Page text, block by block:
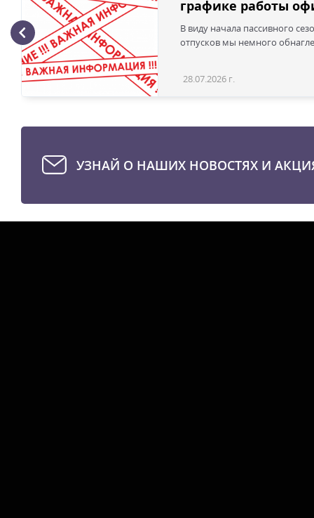
графике работы
В виду начала пассивного
отпусков мы немного
28.07.2026 г.
УЗНАЙ О НАШИХ НОВОСТЯХ И